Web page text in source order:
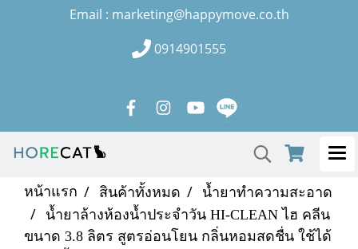
Email : marketing@happymove.co.th
0914901555
หน้าแรก สินค้าทั้งหมด
น้ำยาทำความสะอาด
น้ำยาล้างห้องน้ำประจำวัน HI-CLEAN ไฮ คลีน
ขนาด 3.8 ลิตร สูตรอ่อนโยน กลิ่นหอมสดชื่น ใช้ได้